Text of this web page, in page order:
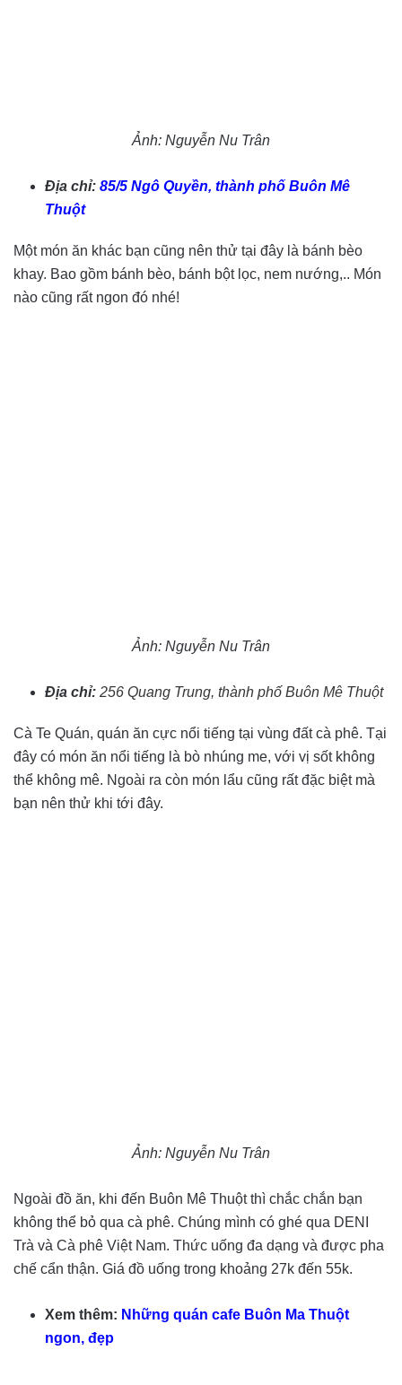
Ảnh: Nguyễn Nu Trân
Địa chỉ: 85/5 Ngô Quyền, thành phố Buôn Mê
Thuột
Một món ăn khác bạn cũng nên thử tại đây là bánh bèo
khay. Bao gồm bánh bèo, bánh bột lọc, nem nướng,.. Món
nào cũng rất ngon đó nhé!
Ảnh: Nguyễn Nu Trân
Địa chỉ: 256 Quang Trung, thành phố Buôn Mê Thuột
Cà Te Quán, quán ăn cực nổi tiếng tại vùng đất cà phê. Tại
đây có món ăn nổi tiếng là bò nhúng me, với vị sốt không
thể không mê. Ngoài ra còn món lẩu cũng rất đặc biệt mà
bạn nên thử khi tới đây.
Ảnh: Nguyễn Nu Trân
Ngoài đồ ăn, khi đến Buôn Mê Thuột thì chắc chắn bạn
không thể bỏ qua cà phê. Chúng mình có ghé qua DENI
Trà và Cà phê Việt Nam. Thức uống đa dạng và được pha
chế cẩn thận. Giá đồ uống trong khoảng 27k đến 55k.
Xem thêm: Những quán cafe Buôn Ma Thuột
ngon, đẹp